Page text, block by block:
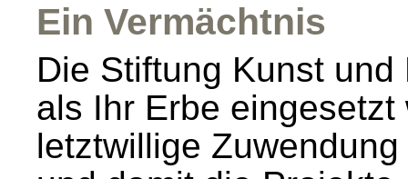
Ein Vermächtnis
Die Stiftung Kunst
als Ihr Erbe
letztwillige